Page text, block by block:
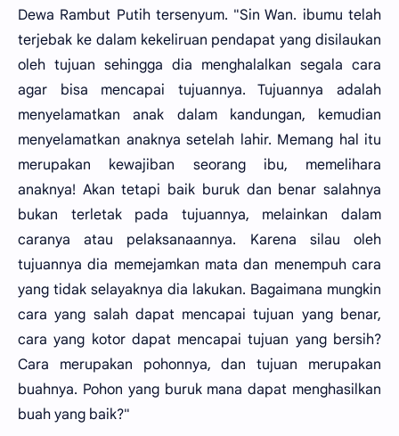
Dewa Rambut Putih tersenyum. "Sin Wan. ibumu telah
terjebak ke dalam kekeliruan pendapat yang disilaukan
oleh tujuan sehingga dia menghalalkan segala cara
agar bisa mencapai tujuannya. Tujuannya adalah
menyelamatkan anak dalam kandungan, kemudian
menyelamatkan anaknya setelah lahir. Memang hal itu
merupakan kewajiban seorang ibu, memelihara
anaknya! Akan tetapi baik buruk dan benar salahnya
bukan terletak pada tujuannya, melainkan dalam
caranya atau pelaksanaannya. Karena silau oleh
tujuannya dia memejamkan mata dan menempuh cara
yang tidak selayaknya dia lakukan. Bagaimana mungkin
cara yang salah dapat mencapai tujuan yang benar,
cara yang kotor dapat mencapai tujuan yang bersih?
Cara merupakan pohonnya, dan tujuan merupakan
buahnya. Pohon yang buruk mana dapat menghasilkan
buah yang baik?"